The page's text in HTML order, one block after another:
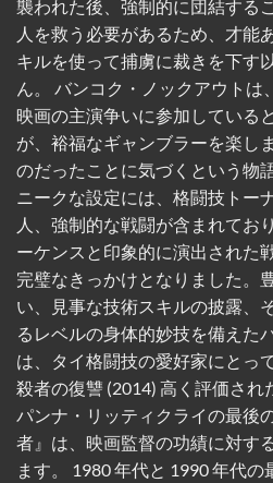
襲われた後、強制的に団結する
人を救う必要があるため、才能
キルを使って捕虜に裁きを下す
ん。 バンコク・ノックアウトは
映画の主演争いに参加している
が、裕福なギャンブラーを楽し
のだったことに気づくという物
ニークな設定には、格闘技トー
人、強制的な戦闘が含まれてお
ーケンスと印象的に演出された
完璧なきっかけとなりました。
い、見事な技術スキルの披露、
るレベルの身体的妙技を備えた
は、タイ格闘技の愛好家にとっ
殺者の復讐 (2014) 高く評価され
パンナ・リッティクライの最後
者』は、映画監督の功績に対す
ます。 1980 年代と 1990 年代